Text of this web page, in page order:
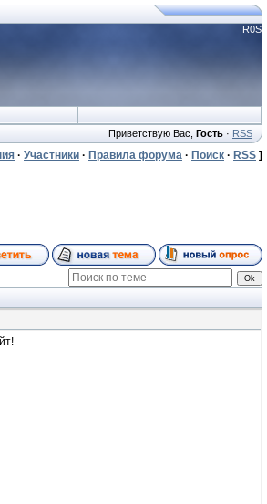
R0S
Приветствую Вас Гость · RSS
· Участники · Правила форума · Поиск · RSS ]